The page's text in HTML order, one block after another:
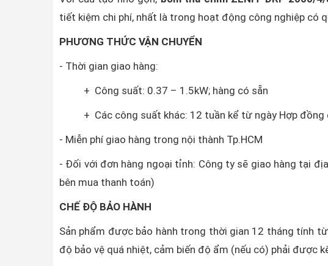
tiết kiệm chi phí, nhất là trong hoạt động công nghiệp có
PHƯƠNG THỨC VẬN CHUYỂN
- Thời gian giao hàng:
+ Công suất: 0.37 – 1.5kW; hàng có sẵn
+ Các công suất khác: 12 tuần kể từ ngày Hợp đồng
- Miễn phí giao hàng trong nội thành Tp.HCM
- Đối với đơn hàng ngoại tỉnh: Công ty sẽ giao hàng tại
bên mua thanh toán)
CHẾ ĐỘ BẢO HÀNH
Sản phẩm được bảo hành trong thời gian 12 tháng tính
độ bảo vệ quá nhiệt, cảm biến độ ẩm (nếu có) phải được